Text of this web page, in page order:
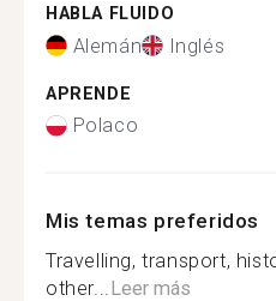
HABLA FLUIDO
Alemán Inglés
APRENDE
Polaco
Mis temas preferidos
Travelling, transport,
other...Leer más